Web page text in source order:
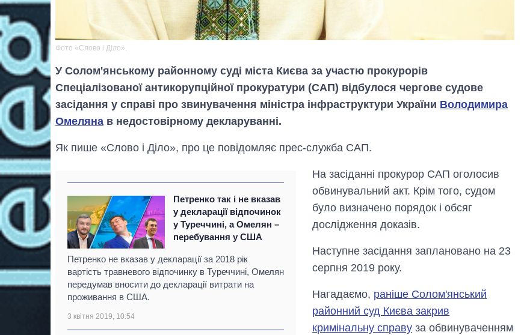
Фото «Слово і Діло».
У Солом'янському районному суді міста Києва за участю прокурорів
Спеціалізованої антикорупційної прокуратури (САП) відбулося чергове судове
засідання у справі про звинувачення міністра інфраструктури України Володимира
Омеляна в недостовірному декларуванні.
Як пише «Слово і Діло», про це повідомляє прес-служба САП.
Петренко так і не вказав
у декларації відпочинок
у Туреччині, а Омелян –
перебування у США
Петренко не вказав у декларації за 2018 рік
вартість травневого відпочинку в Туреччині, Омелян
передумав вносити до декларації витрати на
проживання в США.
3 квітня 2019, 10:54
На засіданні прокурор САП оголосив
обвинувальний акт. Крім того, судом
було визначено порядок і обсяг
дослідження доказів.
Наступне засідання заплановано на 23
серпня 2019 року.
Нагадаємо, раніше Солом'янський
районний суд Києва закрив
кримінальну справу за обвинуваченням
Скільки картоплі
Україні до і під час
великої війни